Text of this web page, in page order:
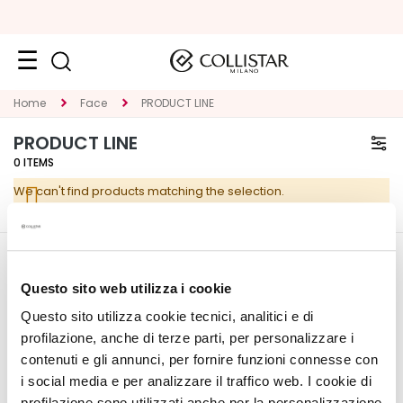
Questo sito web utilizza i cookie
Questo sito utilizza cookie tecnici, analitici e di
profilazione, anche di terze parti, per personalizzare i
contenuti e gli annunci, per fornire funzioni connesse con
i social media e per analizzare il traffico web. I cookie di
Face
C
A
T
E
G
Y
S
p
e
c
Home Face PRODUCT LINE
PRODUCT LINE
0 ITEMS
We can't find products matching the selection.
Contact
Accessibility Statement
Address Book
My Orders
My Wishlist
My Returns